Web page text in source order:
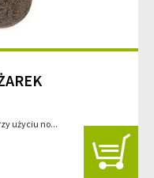
użyciu no...